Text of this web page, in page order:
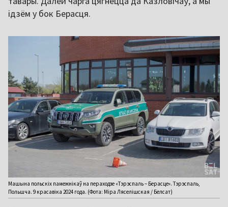
ідзём у бок Берасця.
Машына польскіх памежнікаў на пераходзе «Тэрэспаль – Берасце». Тэрэспаль,
Польшча. 9 красавіка 2024 года. (Фота: Міра Ляселішская / Белсат)